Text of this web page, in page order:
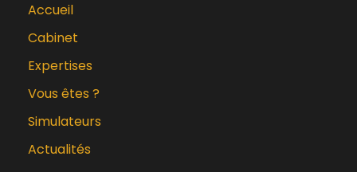
Accueil
Cabinet
Expertises
Vous êtes ?
Simulateurs
Actualités